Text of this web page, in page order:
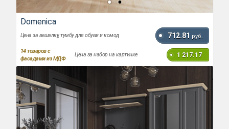
Domenica
Цена за вешалку, тумбу для обуви и комод 712.81 руб.
14товаров с
фасадами из МДФ
Цена за набор на картинке 1 217.17